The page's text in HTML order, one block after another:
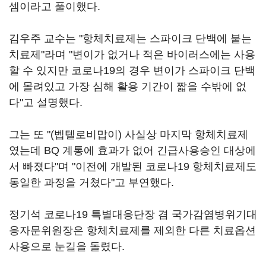
셈이라고 풀이했다.
김우주 교수는 "항체치료제는 스파이크 단백에 붙는
치료제"라며 "변이가 없거나 적은 바이러스에는 사용
할 수 있지만 코로나19의 경우 변이가 스파이크 단백
에 몰려있고 가장 심해 활용 기간이 짧을 수밖에 없
다"고 설명했다.
그는 또 "(벱텔로비맙이) 사실상 마지막 항체치료제
였는데 BQ 계통에 효과가 없어 긴급사용승인 대상에
서 빠졌다"며 "이전에 개발된 코로나19 항체치료제도
동일한 과정을 거쳤다"고 부연했다.
정기석 코로나19 특별대응단장 겸 국가감염병위기대
응자문위원장은 항체치료제를 제외한 다른 치료옵션
사용으로 눈길을 돌렸다.